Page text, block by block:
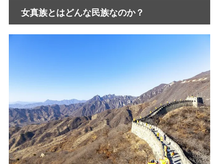
女真族とはどんな民族なのか？